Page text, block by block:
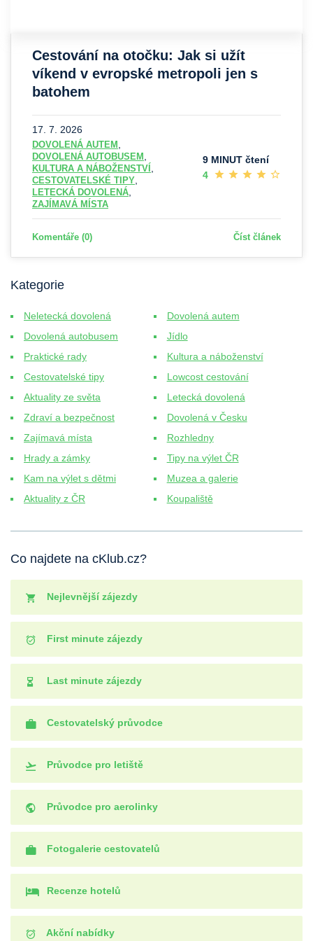
Cestování na otočku: Jak si užít
víkend v evropské metropoli jen s
batohem
Micro-trips neboli cestování na otočku je stále
populárnějším trendem. Jen si to představte sami. Po
náročném dni v práci se v pátek rychle zabalíte,
sednete na letadlo, prozkoumát...
17. 7. 2026
DOVOLENÁ AUTEM ,
DOVOLENÁ AUTOBUSEM ,
KULTURA A NÁBOŽENSTVÍ ,
CESTOVATELSKÉ TIPY,
LETECKÁ DOVOLENÁ,
ZAJÍMAVÁ MÍSTA
9 MINUT čtení
4
Komentáře (0) Číst článek
Kategorie
Neletecká dovolená
Dovolená autem
Dovolená autobusem
Jídlo
Praktické rady
Kultura a náboženství
Cestovatelské tipy
Lowcost cestování
Aktuality ze světa
Letecká dovolená
Zdraví a bezpečnost
Dovolená v Česku
Zajímavá místa
Rozhledny
Hrady a zámky
Tipy na výlet ČR
Kam na výlet s dětmi
Muzea a galerie
Aktuality z ČR
Koupaliště
Co najdete na cKlub.cz?
Nejlevnější zájezdy
First minute zájezdy
Last minute zájezdy
Cestovatelský průvodce
Průvodce pro letiště
Průvodce pro aerolinky
Fotogalerie cestovatelů
Recenze hotelů
Akční nabídky